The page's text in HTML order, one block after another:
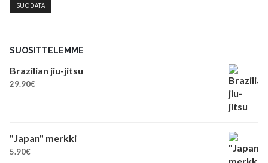
SUODATA
SUOSITTELEMME
Brazilian jiu-jitsu
29.90€
"Japan" merkki
5.90€